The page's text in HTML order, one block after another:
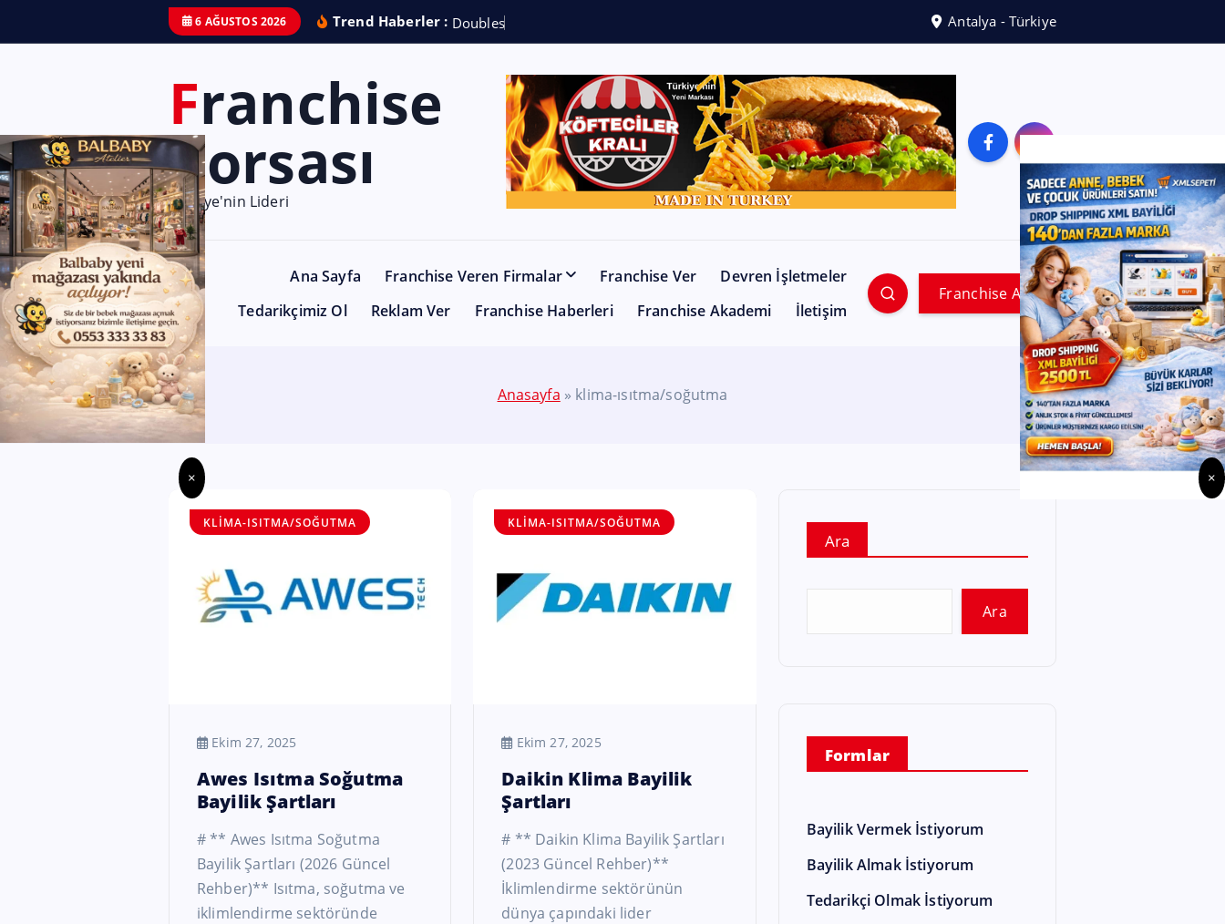
6 AĞUSTOS 2026 Trend Haberler : Doublesh Antalya - Türkiye
Franchise
Borsası
Türkiye'nin Lideri
Ana Sayfa Franchise Veren Firmalar Franchise Ver
Devren İşletmeler
Tedarikçimiz Ol
Reklam Ver Franchise Haberleri Franchise Akademi İletişim
Franchise Ara
Anasayfa » klima-ısıtma/soğutma
KLIMA-ISITMA/SOĞUTMA
Ekim 27, 2025
Awes Isıtma Soğutma
Bayilik Şartları
# ** Awes Isıtma Soğutma
Bayilik Şartları (2026 Güncel
Rehber)** Isıtma, soğutma ve
iklimlendirme sektöründe
KLIMA-ISITMA/SOĞUTMA
Ekim 27, 2025
Daikin Klima Bayilik
Şartları
# ** Daikin Klima Bayilik Şartları
(2023 Güncel Rehber)**
İklimlendirme sektörünün
dünya çapındaki lider
Ara
Ara
Formlar
Bayilik Vermek İstiyorum
Bayilik Almak İstiyorum
Tedarikçi Olmak İstiyorum
× ×